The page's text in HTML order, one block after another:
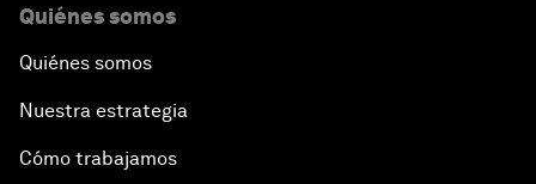
Quiénes somos
Quiénes somos
Nuestra estrategia
Cómo trabajamos